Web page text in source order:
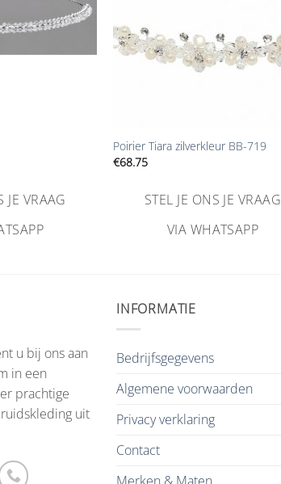
JE VRAAG
Poirier Tiara zilverkleur BB-719
€68.75
STEL JE ONS JE VRAAG
VIA WHATSAPP
u bij ons aan
in een
prachtige
uit
INFORMATIE
Bedrijfsgegevens
Algemene voorwaarden
Privacy verklaring
Contact
Merken & Maten